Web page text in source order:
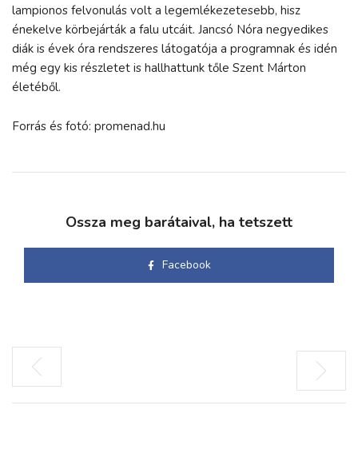
lampionos felvonulás volt a legemlékezetesebb, hisz
énekelve körbejárták a falu utcáit. Jancsó Nóra negyedikes
diák is évek óra rendszeres látogatója a programnak és idén
még egy kis részletet is hallhattunk tőle Szent Márton
életéből.
Forrás és fotó: promenad.hu
Ossza meg barátaival, ha tetszett
Facebook